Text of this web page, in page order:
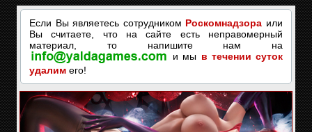
Если Вы являетесь сотрудником Роскомнадзора или
Вы считаете, что на сайте есть неправомерный
материал, то напишите нам на
и мы в течении суток
удалим его!